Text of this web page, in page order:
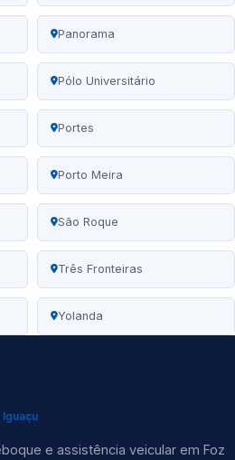
Panorama
Pólo Universitário
Portes
Porto Meira
São Roque
Três Fronteiras
Yolanda
e assistência veicular em Foz